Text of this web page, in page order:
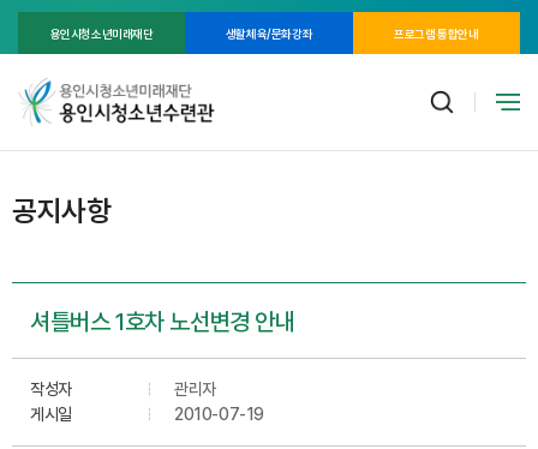
용인시청소년미래재단 생활체육/문화강좌 프로그램 통합안내
공지사항
셔틀버스 1호차 노선변경 안내
작성자
관리자
게시일
2010-07-19